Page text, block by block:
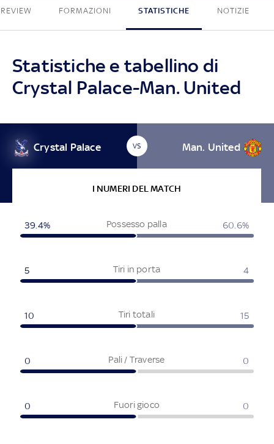
FORMAZIONI STATISTICHE NOTIZIE
Statistiche e tabellino di
Crystal Palace-Man. United
Crystal Palace VS Man. United
I NUMERI DEL MATCH
Possesso palla
39.4% 60.6%
Tiri in porta
5 4
Tiri totali
10 15
Pali / Traverse
0 0
Fuori gioco
0 0